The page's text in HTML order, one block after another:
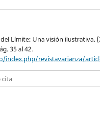
Límite: Una visión ilustrativa.
35 al 42.
index.php/revistavarianza/
cita